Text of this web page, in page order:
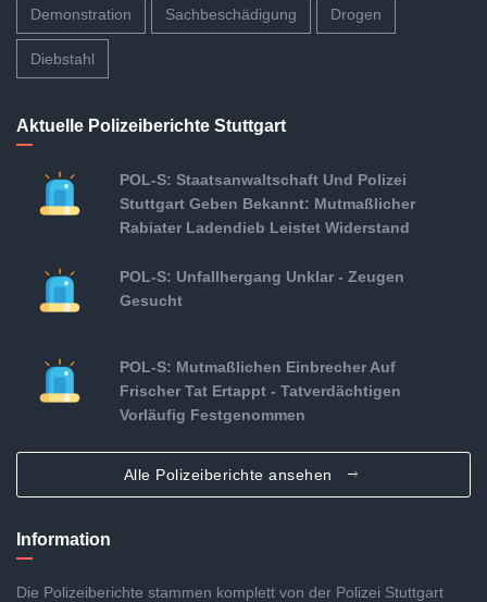
Demonstration Sachbeschädigung Drogen
Diebstahl
Aktuelle Polizeiberichte Stuttgart
POL-S: Staatsanwaltschaft Und Polizei
Stuttgart Geben Bekannt: Mutmaßlicher
Rabiater Ladendieb Leistet Widerstand
POL-S: Unfallhergang Unklar - Zeugen
Gesucht
POL-S: Mutmaßlichen Einbrecher Auf
Frischer Tat Ertappt - Tatverdächtigen
Vorläufig Festgenommen
Alle Polizeiberichte ansehen
Information
Die Polizeiberichte stammen komplett von der Polizei Stuttgart